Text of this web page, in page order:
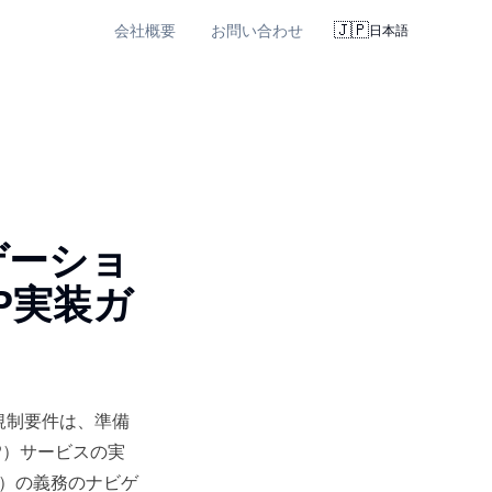
会社概要 お問い合わせ 🇯🇵日本語
ショ
実装ガ
制要件は、準備
サービスの実
の義務のナビゲ